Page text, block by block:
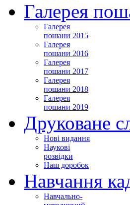
Галерея
Галерея
пошани 2015
Галерея
пошани 2016
Галерея
пошани 2017
Галерея
пошани 2018
Галерея
пошани 2019
Друковане
Нові видання
Наукові
розвідки
Наш доробок
Навчання
Навчально-